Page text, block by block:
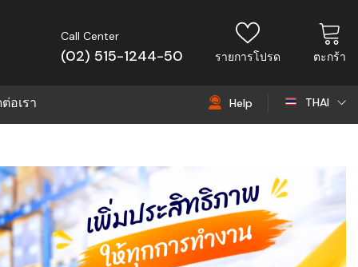
Call Center
(02) 515-1244-50 รายการโปรด ตะกร้า
อเรา Help THAI
EN